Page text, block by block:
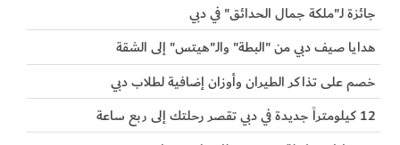
جائزة لـ"ملكة جمال الحدائق" في دبي
هدايا صيف دبي من "البطة" والـ"هيتس" إلى الشقة
خصم على تذاكر الطيران وأوزان إضافية لطلاب دبي
12 كيلومتراً جديدة في دبي تقصر رحلتك إلى ربع ساعة